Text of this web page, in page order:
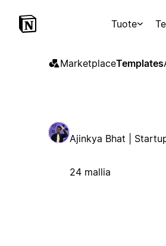
Tuote
MarketplaceTemplates
Ajinkya Bhat |
24 mallia